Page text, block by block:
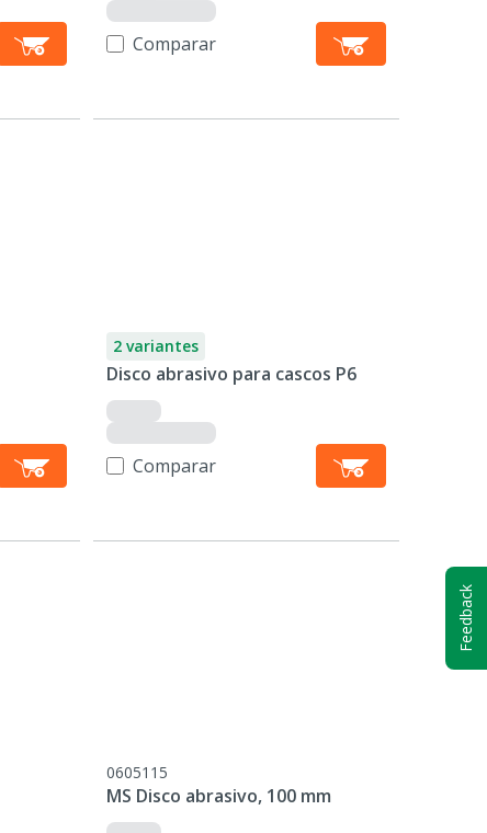
Comparar
2 variantes
Disco abrasivo para cascos P6
Comparar
0605115
MS Disco abrasivo, 100 mm
Feedback